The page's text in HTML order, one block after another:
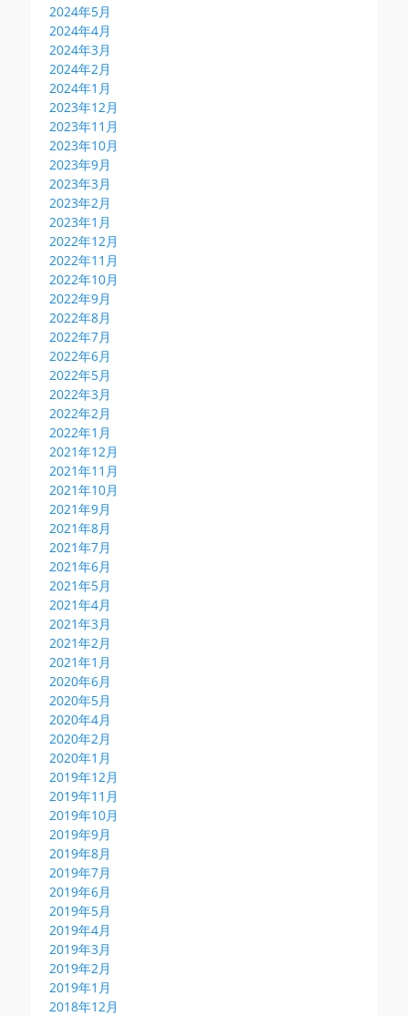
2024年5月
2024年4月
2024年3月
2024年2月
2024年1月
2023年12月
2023年11月
2023年10月
2023年9月
2023年3月
2023年2月
2023年1月
2022年12月
2022年11月
2022年10月
2022年9月
2022年8月
2022年7月
2022年6月
2022年5月
2022年3月
2022年2月
2022年1月
2021年12月
2021年11月
2021年10月
2021年9月
2021年8月
2021年7月
2021年6月
2021年5月
2021年4月
2021年3月
2021年2月
2021年1月
2020年6月
2020年5月
2020年4月
2020年2月
2020年1月
2019年12月
2019年11月
2019年10月
2019年9月
2019年8月
2019年7月
2019年6月
2019年5月
2019年4月
2019年3月
2019年2月
2019年1月
2018年12月